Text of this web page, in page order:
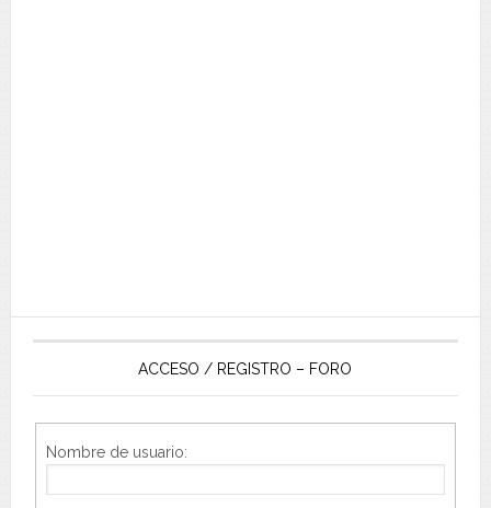
ACCESO / REGISTRO – FORO
Nombre de usuario: